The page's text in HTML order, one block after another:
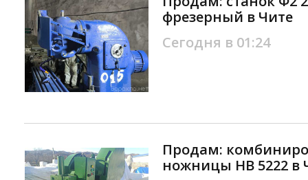
фрезерный в Чите
Сегодня в 01:24
Продам:
ножницы НВ 5222 в